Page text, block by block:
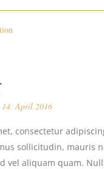
14. April 2016
consectetur
sollicitudin, mauris
vel aliquam quam.